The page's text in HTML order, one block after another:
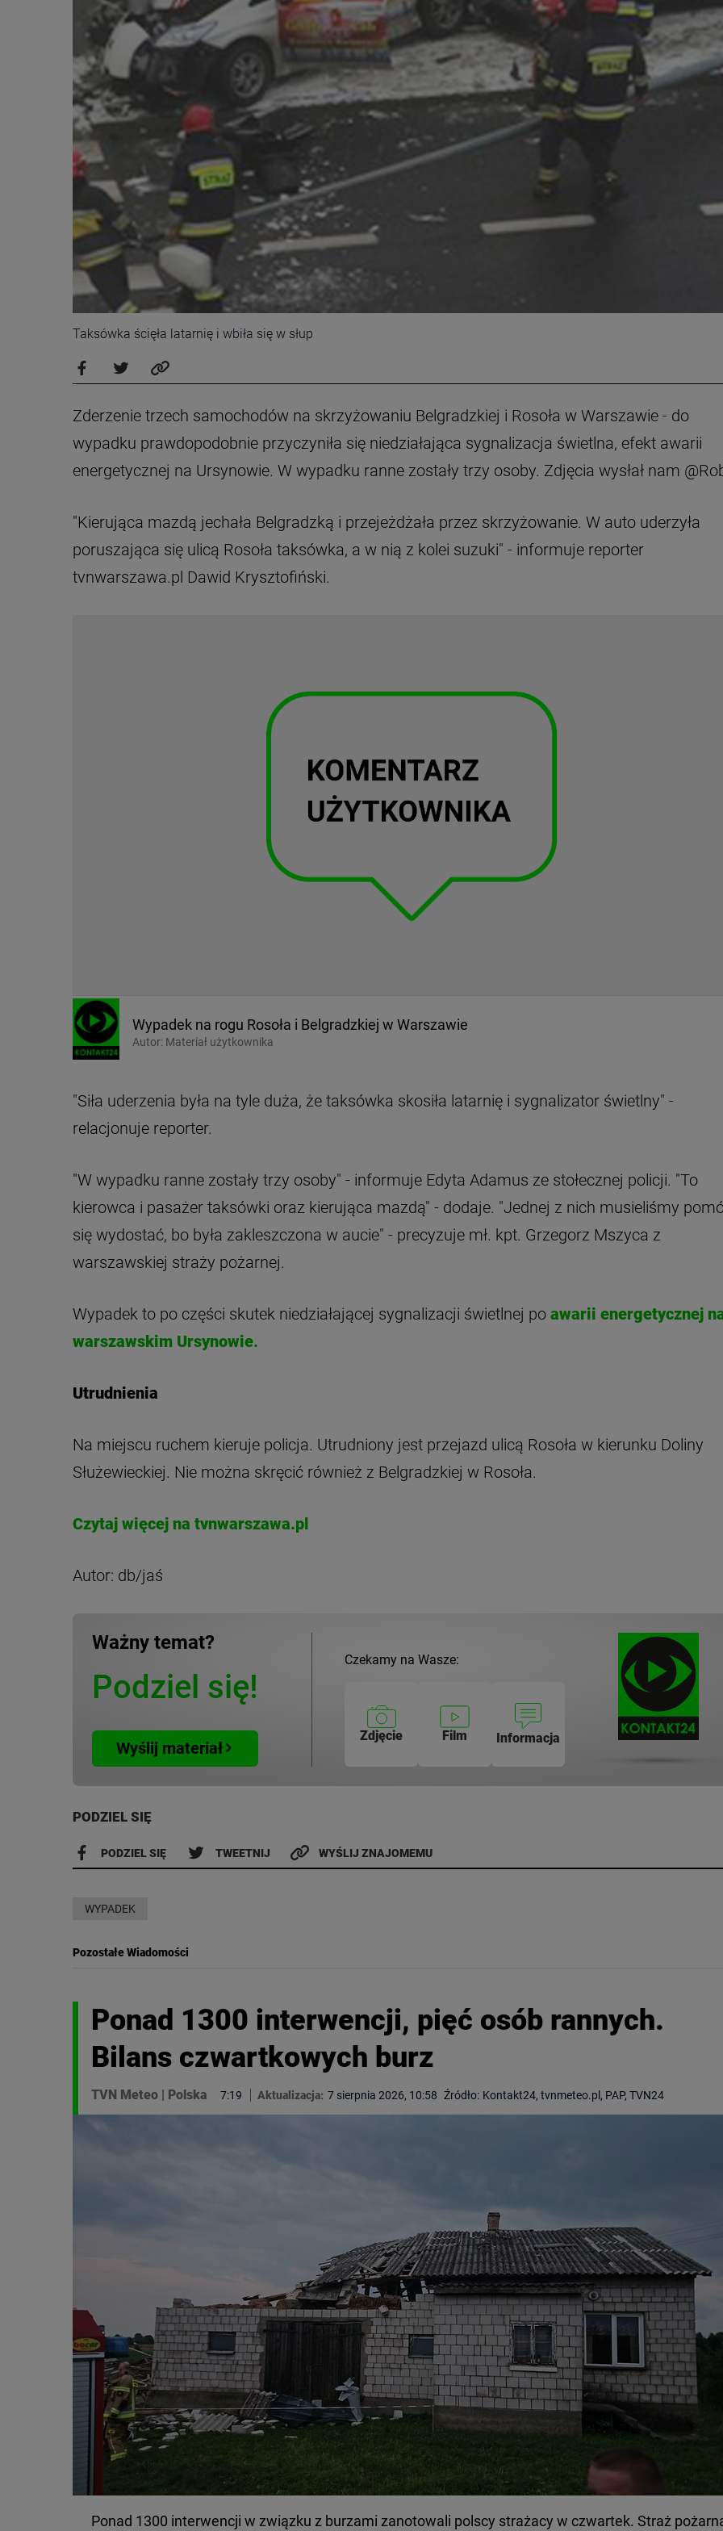
Taksówka ścięła latarnię i wbiła się w słup
Zderzenie trzech samochodów na skrzyżowaniu Belgradzkiej i Rosoła w Warszawie - do
wypadku prawdopodobnie przyczyniła się niedziałająca sygnalizacja świetlna, efekt awarii
energetycznej na Ursynowie. W wypadku ranne zostały trzy osoby. Zdjęcia wysłał nam
"Kierująca mazdą jechała Belgradzką i przejeżdżała przez skrzyżowanie. W auto uderzyła
poruszająca się ulicą Rosoła taksówka, a w nią z kolei suzuki" - informuje reporter
tvnwarszawa.pl Dawid Krysztofiński.
Wypadek na rogu Rosoła i Belgradzkiej w Warszawie
Autor: Materiał użytkownika
"Siła uderzenia była na tyle duża, że taksówka skosiła latarnię i sygnalizator świetlny" -
relacjonuje reporter.
"W wypadku ranne zostały trzy osoby" - informuje Edyta Adamus ze stołecznej policji. "To
kierowca i pasażer taksówki oraz kierująca mazdą" - dodaje. "Jednej z nich musieliśmy
się wydostać, bo była zakleszczona w aucie" - precyzuje mł. kpt. Grzegorz Mszyca z
warszawskiej straży pożarnej.
Wypadek to po części skutek niedziałającej sygnalizacji świetlnej po awarii energetycznej
warszawskim Ursynowie.
Utrudnienia
Na miejscu ruchem kieruje policja. Utrudniony jest przejazd ulicą Rosoła w kierunku Doliny
Służewieckiej. Nie można skręcić również z Belgradzkiej w Rosoła.
Czytaj więcej na tvnwarszawa.pl
Autor: db/jaś
Ważny temat?
Podziel się!
Wyślij materiał
Czekamy na Wasze:
Zdjęcie Film Informacja
PODZIEL SIĘ
PODZIEL SIĘ TWEETNIJ WYŚLIJ ZNAJOMEMU
WYPADEK
Pozostałe Wiadomości
Ponad 1300 interwencji w związku z burzami zanotowali polscy strażacy w czwartek. Straż
Ponad 1300 interwencji, pięć osób rannych.
Bilans czwartkowych burz
TVN Meteo | Polska 7:19 Aktualizacja: 7 sierpnia 2026, 10:58 Źródło: Kontakt24, tvnmeteo.pl, PAP, TVN24